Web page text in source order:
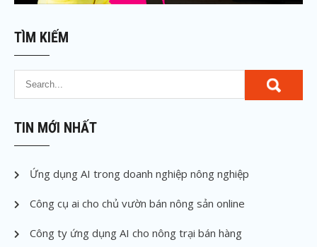
TÌM KIẾM
TIN MỚI NHẤT
Ứng dụng AI trong doanh nghiệp nông nghiệp
Công cụ ai cho chủ vườn bán nông sản online
Công ty ứng dụng AI cho nông trại bán hàng